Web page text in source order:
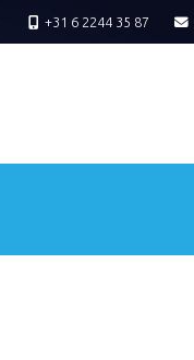
+31 6 2244 35 87